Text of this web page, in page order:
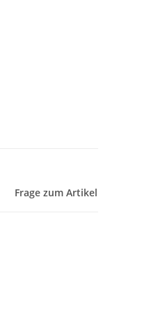
Frage zum Artikel